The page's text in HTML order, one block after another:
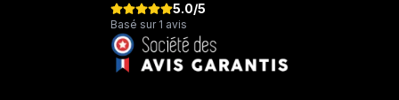
5.0/5
Basé sur 1 avis